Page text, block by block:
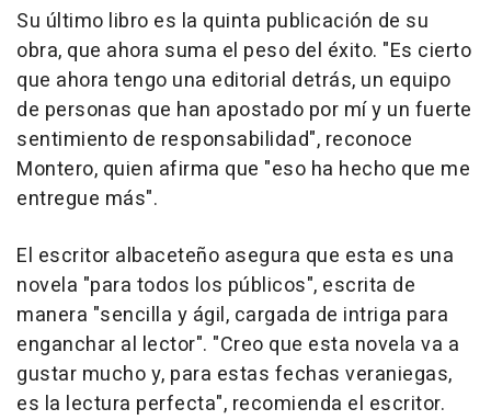
Su último libro es la quinta publicación de su
obra, que ahora suma el peso del éxito. "Es cierto
que ahora tengo una editorial detrás, un equipo
de personas que han apostado por mí y un fuerte
sentimiento de responsabilidad", reconoce
Montero, quien afirma que "eso ha hecho que me
entregue más".
El escritor albaceteño asegura que esta es una
novela "para todos los públicos", escrita de
manera "sencilla y ágil, cargada de intriga para
enganchar al lector". "Creo que esta novela va a
gustar mucho y, para estas fechas veraniegas,
es la lectura perfecta", recomienda el escritor.